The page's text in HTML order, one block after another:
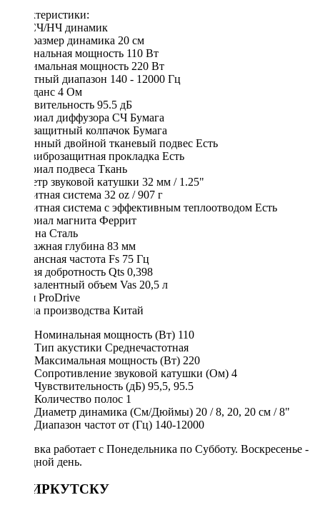
Характеристики:
Тип СЧ/НЧ динамик
Типоразмер динамика 20 см
Номинальная мощность 110 Вт
Максимальная мощность 220 Вт
Частотный диапазон 140 - 12000 Гц
Импеданс 4 Ом
Чувствительность 95.5 дБ
Материал диффузора СЧ Бумага
Пылезащитный колпачок Бумага
Усиленный двойной тканевый подвес Есть
EVA виброзащитная прокладка Есть
Материал подвеса Ткань
Диаметр звуковой катушки 32 мм / 1.25"
Магнитная система 32 oz / 907 г
Магнитная система с эффективным теплоотводом Есть
Материал магнита Феррит
Корзина Сталь
Монтажная глубина 83 мм
Резонансная частота Fs 75 Гц
Полная добротность Qts 0,398
Эквивалентный объем Vas 20,5 л
Серия ProDrive
Страна производства Китай
Номинальная мощность (Вт) 110
Тип акустики Среднечастотная
Максимальная мощность (Вт) 220
Сопротивление звуковой катушки (Ом) 4
Чувствительность (дБ) 95,5, 95.5
Количество полос 1
Диаметр динамика (См/Дюймы) 20 / 8, 20, 20 см / 8"
Диапазон частот от (Гц) 140-12000
Доставка работает с Понедельника по Субботу. Воскресенье -
выходной день.
ПО ИРКУТСКУ